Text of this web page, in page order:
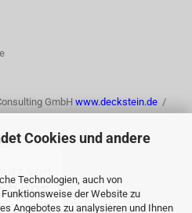
Cookies und andere
Technologien, auch von
der Website zu
Angebotes zu analysieren und Ihnen
GmbH www.deckstein.de /